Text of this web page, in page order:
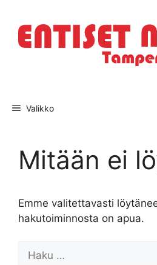
sisältöön
Valikko
Mitään ei
Emme valitettavasti
hakutoiminnosta on apua.
Haku: